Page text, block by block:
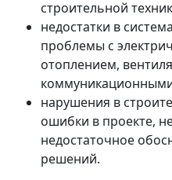
строительной
недостатки в
проблемы с
отоплением,
нарушения в
ошибки в проекте,
недостаточное
решений.